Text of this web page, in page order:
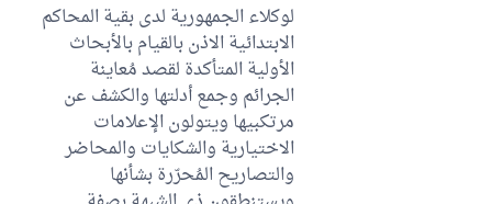
لوكلاء الجمهورية لدى بقية المحاكم
الابتدائية الاذن بالقيام بالأبحاث
الأولية المتأكدة لقصد مُعاينة
الجرائم وجمع أدلتها والكشف عن
مرتكبيها ويتولون الإعلامات
الاختيارية والشكايات والمحاضر
والتصاريح المُحرّرة بشأنها